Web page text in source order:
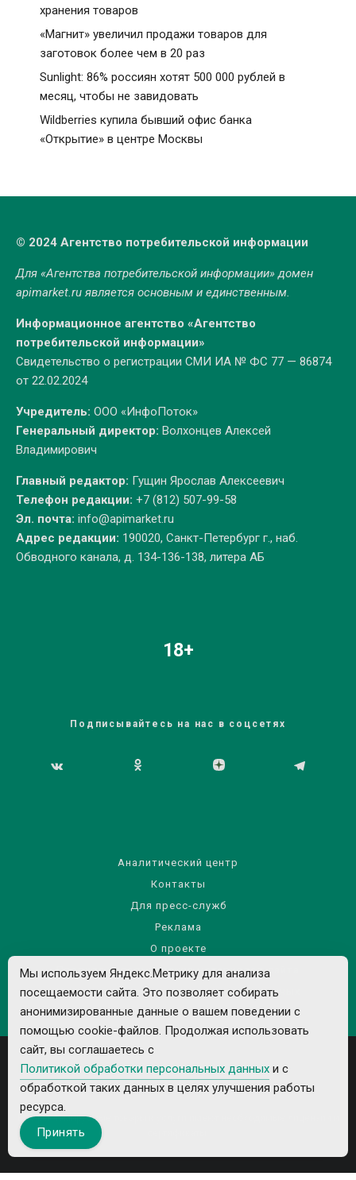
хранения товаров
«Магнит» увеличил продажи товаров для
заготовок более чем в 20 раз
Sunlight: 86% россиян хотят 500 000 рублей в
месяц, чтобы не завидовать
Wildberries купила бывший офис банка
«Открытие» в центре Москвы
© 2024 Агентство потребительской информации
Для «Агентства потребительской информации» домен
apimarket.ruявляется основным и единственным.
Информационное агентство «Агентство
потребительской информации»
Свидетельство о регистрации СМИ ИА № ФС 77 — 86874
от 22.02.2024
Учредитель: ООО «ИнфоПоток»
Генеральный директор: Волхонцев Алексей
Владимирович
Главный редактор: Гущин Ярослав Алексеевич
Телефон редакции: +7 (812) 507-99-58
Эл. почта: info@apimarket.ru
Адрес редакции: 190020, Санкт-Петербург г., наб.
Обводного канала, д. 134-136-138, литера АБ
18+
Подписывайтесь на нас в соцсетях
Аналитический центр
Контакты
Для пресс-служб
Реклама
О проекте
Правила использования материалов сайта
Политика обработки персональных данных
Все рекламируемые товары и услуги имеют необходимые лицензии и
Мы используем Яндекс.Метрику для анализа
посещаемости сайта. Это позволяет собирать
анонимизированные данные о вашем поведении с
помощью cookie-файлов. Продолжая использовать
сайт, вы соглашаетесь с
Политикой обработки персональных данных и с
обработкой таких данных в целях улучшения работы
ресурса.
Принять